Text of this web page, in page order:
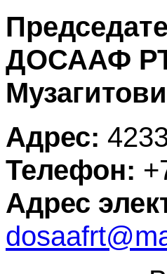
ДОСААФ РТ
Адрес:
Телефон:
Адрес